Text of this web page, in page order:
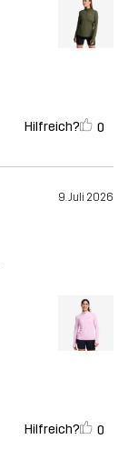
Hilfreich? 0
9. Juli 2026
Hilfreich? 0